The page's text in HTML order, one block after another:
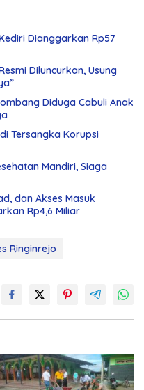
Dianggarkan Rp57
Diluncurkan, Usung
Diduga Cabuli Anak
Tersangka Korupsi
Mandiri, Siaga
dan Akses Masuk
Rp4,6 Miliar
Ringinrejo